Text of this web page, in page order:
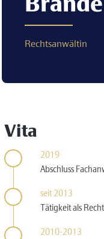
Rechtsanwältin
Vita
2019
Abschluss
seit 2013
Tätigkeit als
2010-2013